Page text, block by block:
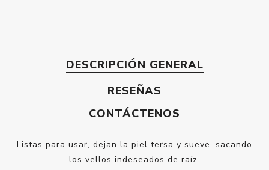
DESCRIPCIÓN GENERAL
RESEÑAS
CONTÁCTENOS
Listas para usar, dejan la piel tersa y sueve, sacando
los vellos indeseados de raíz.